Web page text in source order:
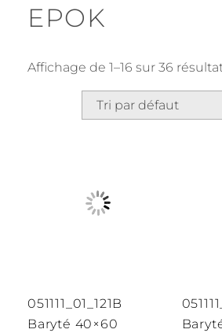
EPOK
Affichage de 1–16 sur 36
051111_01_121B
Baryté 40×60